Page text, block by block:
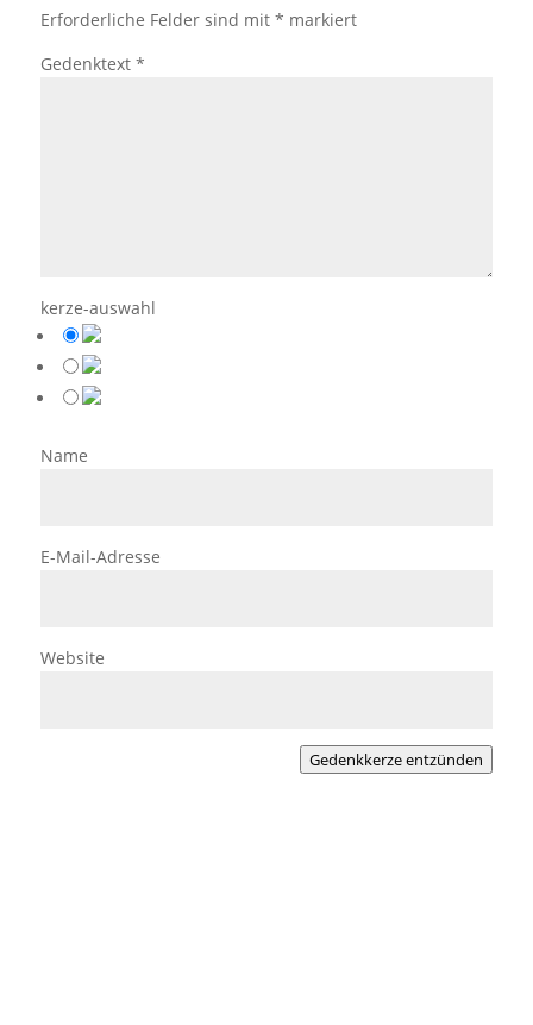
Erforderliche Felder sind mit * markiert
Gedenktext *
kerze-auswahl
Name
E-Mail-Adresse
Website
Gedenkkerze entzünden